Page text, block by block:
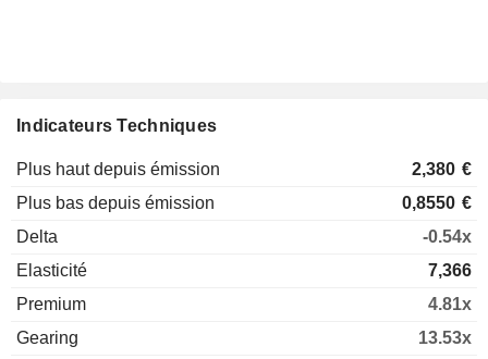
Indicateurs Techniques
Plus haut depuis émission 2,380 €
Plus bas depuis émission
0,8550 €
Delta
-0.54x
Elasticité
7,366
Premium
4.81x
Gearing
13.53x